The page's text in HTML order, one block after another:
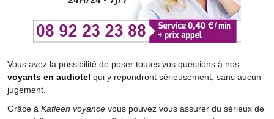
Vous avez la possibilité de poser toutes vos questions à nos
voyants en audiotel qui y répondront sérieusement, sans aucun
jugement.
Grâce à Katleen voyance vous pouvez vous assurer du sérieux de